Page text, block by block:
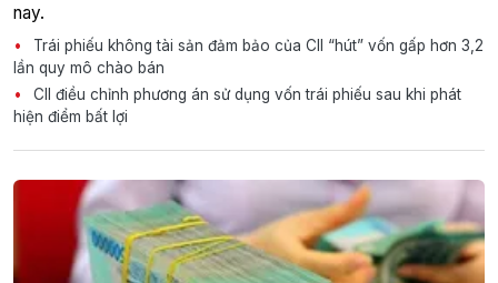
nay.
Trái phiếu không tài sản đảm bảo của CII “hút” vốn gấp hơn 3,2
lần quy mô chào bán
CII điều chỉnh phương án sử dụng vốn trái phiếu sau khi phát
hiện điểm bất lợi